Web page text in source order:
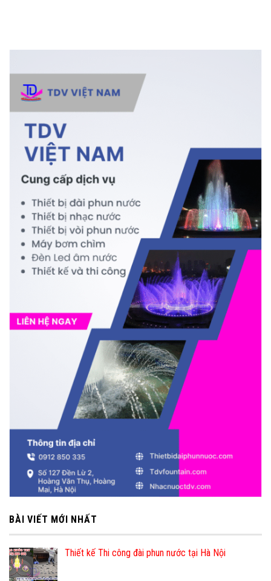
BÀI VIẾT MỚI NHẤT
Thiết kế Thi công đài phun nước tại Hà Nội